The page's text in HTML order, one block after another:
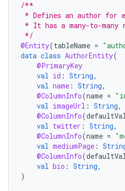
/**
* Defines an author for
* It has a many-to-
*/
@Entity(tableName =
data class AuthorEntity(
@PrimaryKey
val id : String,
val name : String,
@ColumnInfo(name =
val imageUrl : String,
@ColumnInfo(
val twitter : String,
@ColumnInfo(name =
val mediumPage :
@ColumnInfo(
val bio : String,
)